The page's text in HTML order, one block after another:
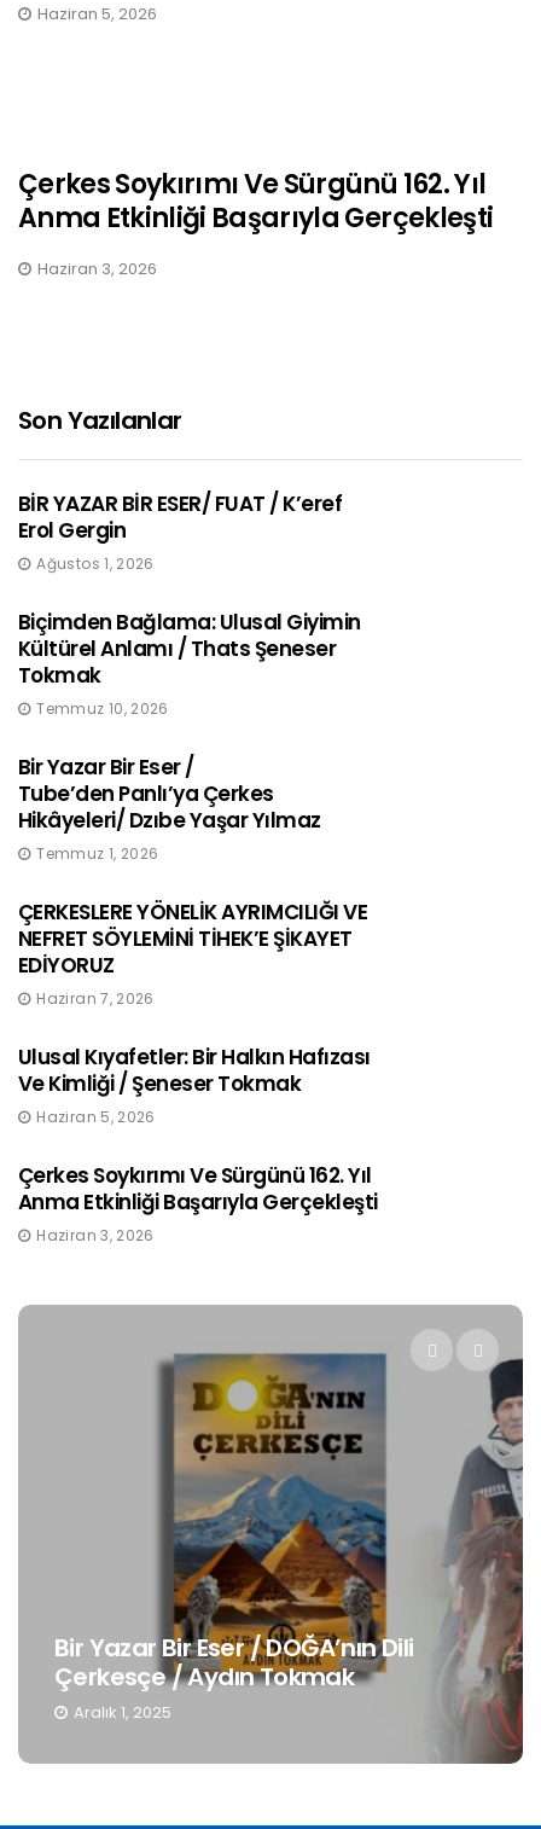
Haziran 5, 2026
Çerkes Soykırımı Ve Sürgünü 162. Yıl
Anma Etkinliği Başarıyla Gerçekleşti
Haziran 3, 2026
Son Yazılanlar
BİR YAZAR BİR ESER/ FUAT / K’eref
Erol Gergin
Ağustos 1, 2026
Biçimden Bağlama: Ulusal Giyimin
Kültürel Anlamı / Thats Şeneser
Tokmak
Temmuz 10, 2026
Bir Yazar Bir Eser /
Tube’den Panlı’ya Çerkes
Hikâyeleri/ Dzıbe Yaşar Yılmaz
Temmuz 1, 2026
ÇERKESLERE YÖNELİK AYRIMCILIĞI VE
NEFRET SÖYLEMİNİ TİHEK’E ŞİKAYET
EDİYORUZ
Haziran 7, 2026
Ulusal Kıyafetler: Bir Halkın Hafızası
Ve Kimliği / Şeneser Tokmak
Haziran 5, 2026
Çerkes Soykırımı Ve Sürgünü 162. Yıl
Anma Etkinliği Başarıyla Gerçekleşti
Haziran 3, 2026
Bir Yazar Bir Eser / DOĞA’nın Dili
Çerkesçe / Aydın Tokmak
Aralık 1, 2025